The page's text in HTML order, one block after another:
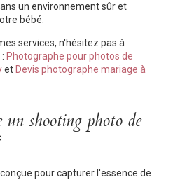
un environnement sûr et
bébé.
services, n'hésitez pas à
Photographe pour photos de
et Devis photographe mariage à
un shooting photo de
pour capturer l'essence de